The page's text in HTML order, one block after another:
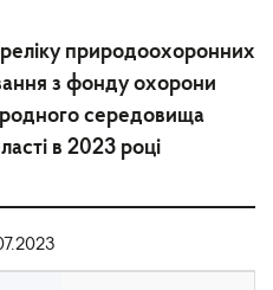
природоохоронних
з фонду охорони
середовища
в 2023 році